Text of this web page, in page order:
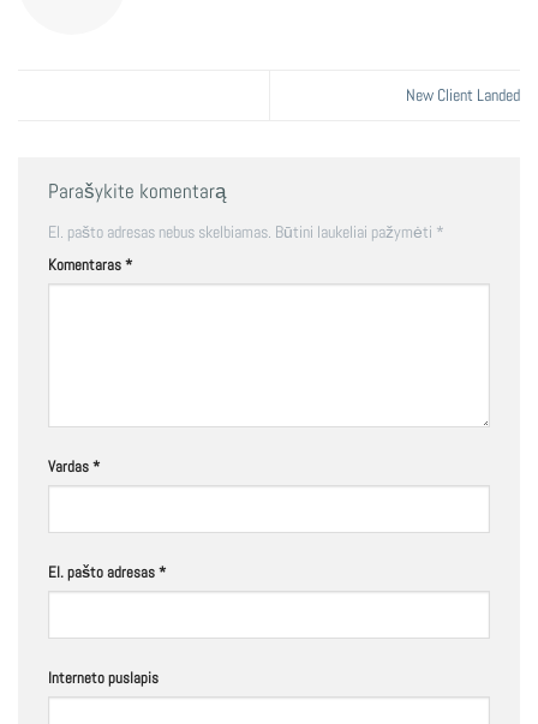
New Client Landed
Parašykite komentarą
El. pašto adresas nebus skelbiamas. Būtini laukeliai pažymėti *
Komentaras*
Vardas*
El. pašto adresas*
Interneto puslapis